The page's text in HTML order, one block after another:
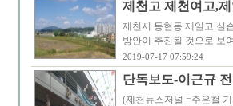
제천고 제천여고,
제천시 동현동 제일고 실
방안이 추진될 것으로 보
2019-07-17 07:59:24
단독보도-이근규
(제천뉴스저널 =주은철